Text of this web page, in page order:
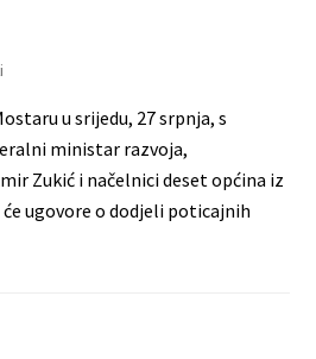
u srijedu, 27 srpnja, s
ministar razvoja,
Zukić i načelnici deset općina iz
ugovore o dodjeli poticajnih